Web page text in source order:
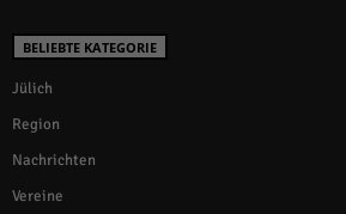
BELIEBTE KATEGORIE
Jülich
Region
Nachrichten
Vereine